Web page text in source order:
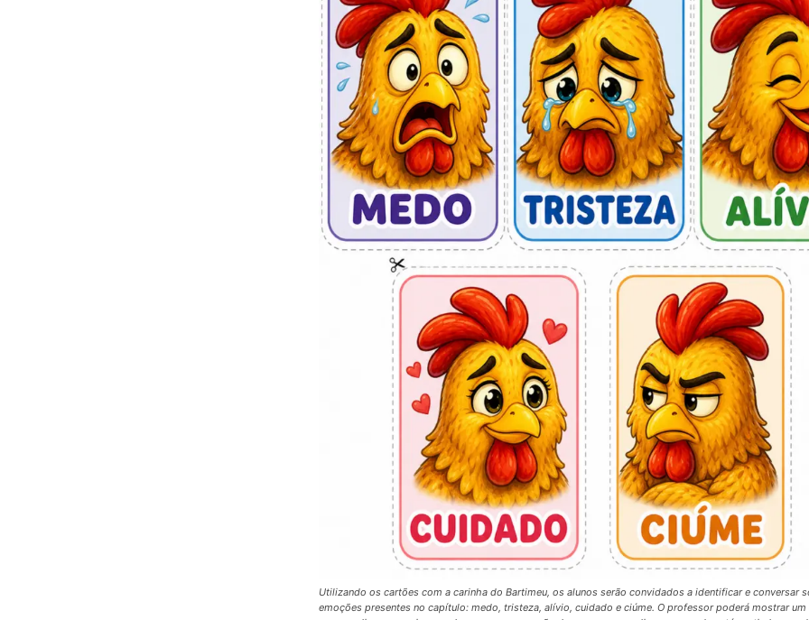
Utilizando os cartões com a carinha do Bartimeu, os alunos serão convidados a identificar e conversar
emoções presentes no capítulo: medo, tristeza, alívio, cuidado e ciúme. O professor poderá mostrar um